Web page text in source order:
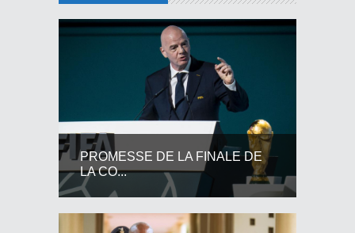
PROMESSE DE LA FINALE DE
LA CO...